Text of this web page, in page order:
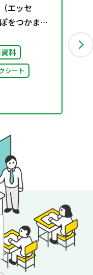
エッセ
をつかまえ
料
シート